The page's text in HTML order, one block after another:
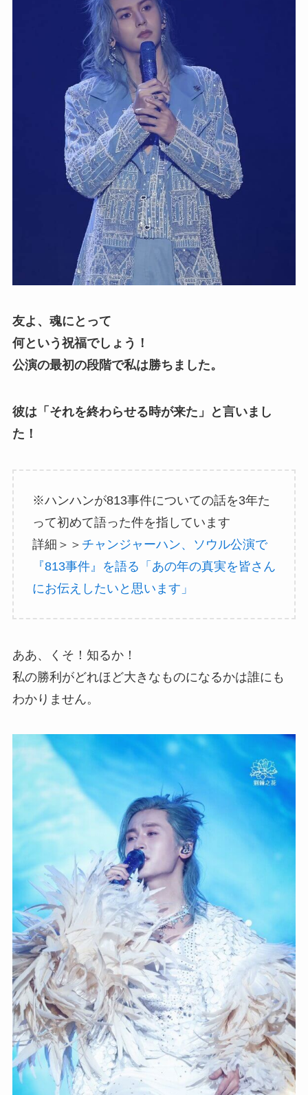
友よ、魂にとって
何という祝福でしょう！
公演の最初の段階で私は勝ちました。
彼は「それを終わらせる時が来た」と言いまし
た！
※ハンハンが813事件についての話を3年た
って初めて語った件を指しています
詳細＞＞ チャンジャーハン、ソウル公演で
『813事件』を語る「あの年の真実を皆さん
にお伝えしたいと思います」
ああ、くそ！知るか！
私の勝利がどれほど大きなものになるかは誰にも
わかりません。